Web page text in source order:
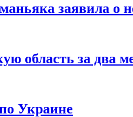
заявила о
область за два
Украине